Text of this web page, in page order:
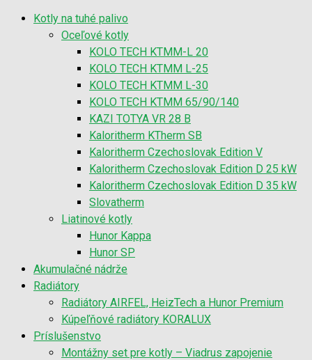
Kotly na tuhé palivo
Oceľové kotly
KOLO TECH KTMM-L 20
KOLO TECH KTMM L-25
KOLO TECH KTMM L-30
KOLO TECH KTMM 65/90/140
KAZI TOTYA VR 28 B
Kaloritherm KTherm SB
Kaloritherm Czechoslovak Edition V
Kaloritherm Czechoslovak Edition D 25 kW
Kaloritherm Czechoslovak Edition D 35 kW
Slovatherm
Liatinové kotly
Hunor Kappa
Hunor SP
Akumulačné nádrže
Radiátory
Radiátory AIRFEL, HeizTech a Hunor Premium
Kúpeľňové radiátory KORALUX
Príslušenstvo
Montážny set pre kotly – Viadrus zapojenie